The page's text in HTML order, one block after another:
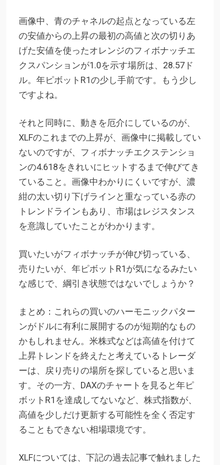
画像中、青のチャネルの起点となっている左
の安値からの上昇の最初の高値と次の切りあ
げた安値を使ったオレンジのフィボナッチエ
クスパンションが1.0を示す場所は、28.57ド
ル。年ピボットR1の少し手前です。もう少し
ですよね。
それと同時に、動きを厄介にしているのが、
XLFのこれまでの上昇が、画像中に掲載してい
ないのですが、フィボナッチエクステンショ
ンの4.618をきれいにヒットするまで伸びてき
ていること。画像中わかりにくいですが、濃
紺の太い切り下げラインと重なっている赤の
トレンドラインもあり、市場はレジスタンス
を意識していたことがわかります。
買いたいがフィボナッチが伸び切っている、
売りたいが、年ピボットR1が気になるみたい
な感じで、綱引き状態ではないでしょうか？
まとめ：これらの買いのハーモニックパター
ンがドルに有利に展開するのが短期的なもの
かもしれません。米株式などは高値を付けて
上昇トレンドを終えたと考えているトレーダ
ーは、戻り売りの場所を探していると思いま
す。その一方、DAXのチャートを見ると年ピ
ボットR1を達成してないなど、株式指数が、
高値を少しだけ更新する可能性を全く否定す
ることもできない相場環境です。
XLFについては、下記の過去記事で触れました